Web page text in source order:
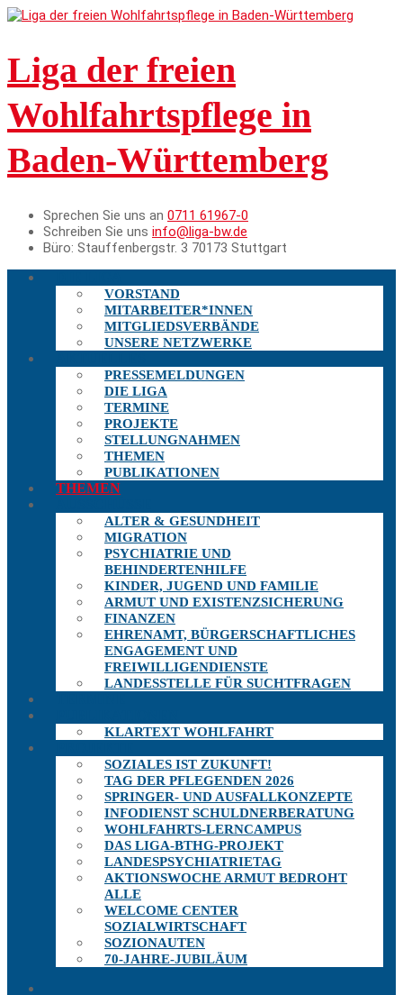
Liga der freien
Wohlfahrtspflege in
Baden-Württemberg
Sprechen Sie uns an 0711 61967-0
Schreiben Sie uns info@liga-bw.de
Büro: Stauffenbergstr. 3 70173 Stuttgart
VORSTAND
MITARBEITER*INNEN
MITGLIEDSVERBÄNDE
UNSERE NETZWERKE
PRESSEMELDUNGEN
DIE LIGA
TERMINE
PROJEKTE
STELLUNGNAHMEN
THEMEN
PUBLIKATIONEN
THEMEN
ALTER & GESUNDHEIT
MIGRATION
PSYCHIATRIE UND
BEHINDERTENHILFE
KINDER, JUGEND UND FAMILIE
ARMUT UND EXISTENZSICHERUNG
FINANZEN
EHRENAMT, BÜRGERSCHAFTLICHES
ENGAGEMENT UND
FREIWILLIGENDIENSTE
LANDESSTELLE FÜR SUCHTFRAGEN
KLARTEXT WOHLFAHRT
SOZIALES IST ZUKUNFT!
TAG DER PFLEGENDEN 2026
SPRINGER- UND AUSFALLKONZEPTE
INFODIENST SCHULDNERBERATUNG
WOHLFAHRTS-LERNCAMPUS
DAS LIGA-BTHG-PROJEKT
LANDESPSYCHIATRIETAG
AKTIONSWOCHE ARMUT BEDROHT
ALLE
WELCOME CENTER
SOZIALWIRTSCHAFT
SOZIONAUTEN
70-JAHRE-JUBILÄUM